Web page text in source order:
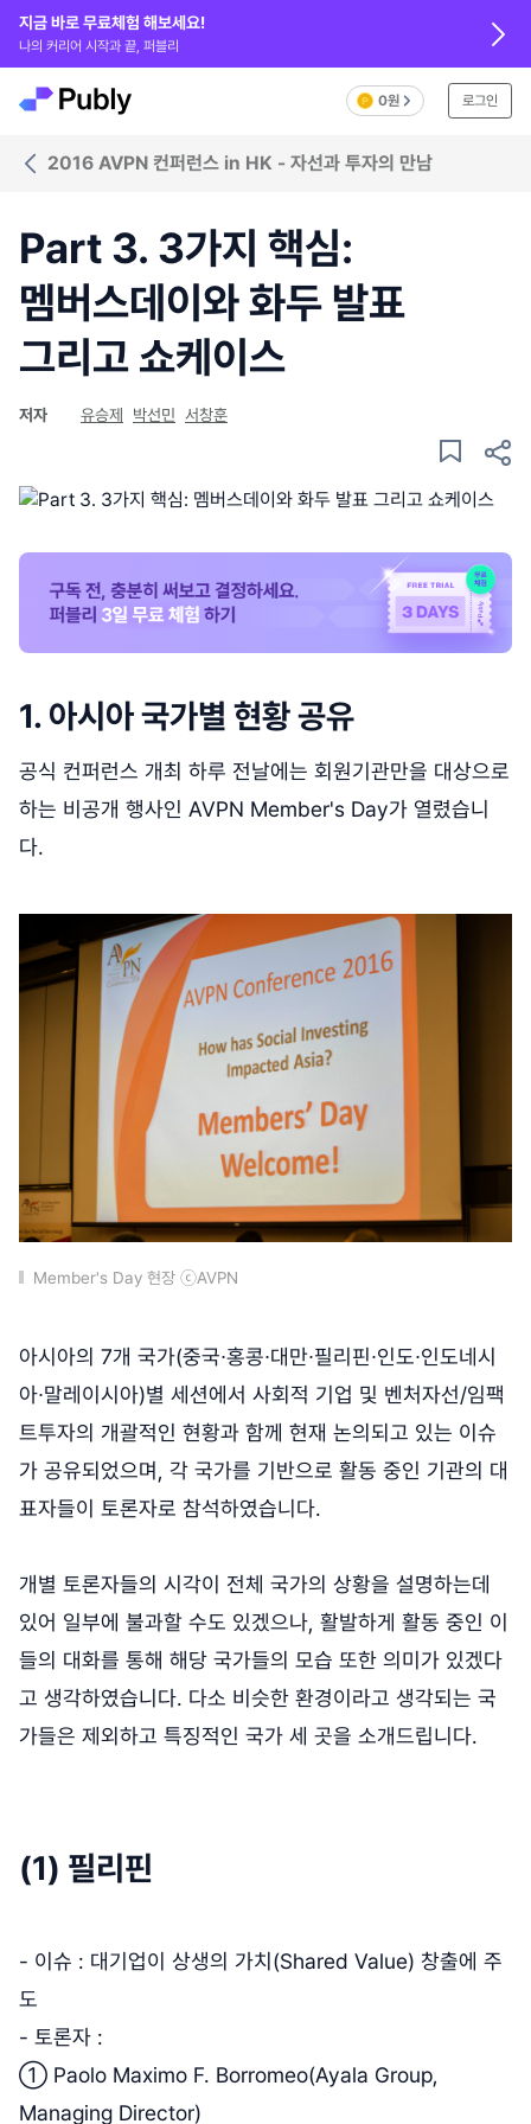
지금 바로 무료체험 해보세요!
나의 커리어 시작과 끝, 퍼블리
0원 로그인
2016 AVPN 컨퍼런스 in HK - 자선과 투자의 만남
Part 3. 3가지 핵심:
멤버스데이와 화두 발표
그리고 쇼케이스
저자 유승제 박선민 서창훈
1. 아시아 국가별 현황 공유
공식 컨퍼런스 개최 하루 전날에는 회원기관만을 대상으로
하는 비공개 행사인 AVPN Member's Day가 열렸습니
다.
Member's Day 현장 ⓒAVPN
아시아의 7개 국가(중국∙홍콩∙대만∙필리핀∙인도∙인도네시
아∙말레이시아)별 세션에서 사회적 기업 및 벤처자선/임팩
트투자의 개괄적인 현황과 함께 현재 논의되고 있는 이슈
가 공유되었으며, 각 국가를 기반으로 활동 중인 기관의 대
표자들이 토론자로 참석하였습니다.
개별 토론자들의 시각이 전체 국가의 상황을 설명하는데
있어 일부에 불과할 수도 있겠으나, 활발하게 활동 중인 이
들의 대화를 통해 해당 국가들의 모습 또한 의미가 있겠다
고 생각하였습니다. 다소 비슷한 환경이라고 생각되는 국
가들은 제외하고 특징적인 국가 세 곳을 소개드립니다.
(1) 필리핀
- 이슈 : 대기업이 상생의 가치(Shared Value) 창출에 주
도
- 토론자 :
① Paolo Maximo F. Borromeo(Ayala Group,
Managing Director)